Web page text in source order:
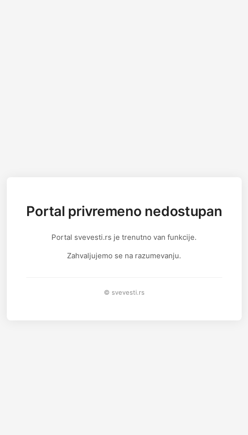
Portal privremeno nedostupan
Portal svevesti.rs je trenutno van funkcije.
Zahvaljujemo se na razumevanju.
© svevesti.rs